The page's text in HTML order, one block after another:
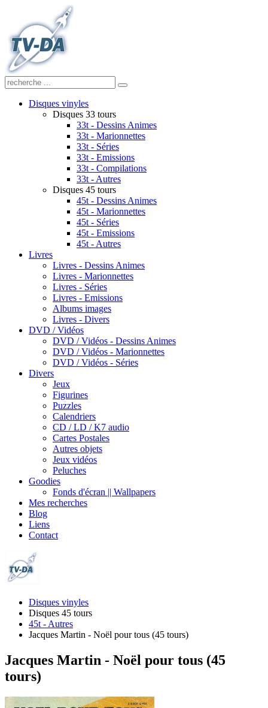
Disques vinyles
Disques 33 tours
33t - Dessins Animes
33t - Marionnettes
33t - Séries
33t - Emissions
33t - Compilations
33t - Autres
Disques 45 tours
45t - Dessins Animes
45t - Marionnettes
45t - Séries
45t - Emissions
45t - Autres
Livres
Livres - Dessins Animes
Livres - Marionnettes
Livres - Séries
Livres - Emissions
Albums images
Livres - Divers
DVD / Vidéos
DVD / Vidéos - Dessins Animes
DVD / Vidéos - Marionnettes
DVD / Vidéos - Séries
Divers
Jeux
Figurines
Puzzles
Calendriers
CD / LD / K7 audio
Cartes Postales
Autres objets
Jeux vidéos
Peluches
Goodies
Fonds d'écran || Wallpapers
Mes recherches
Blog
Liens
Contact
Disques vinyles
Disques 45 tours
45t - Autres
Jacques Martin - Noël pour tous (45 tours)
Jacques Martin - Noël pour tous (45
tours)